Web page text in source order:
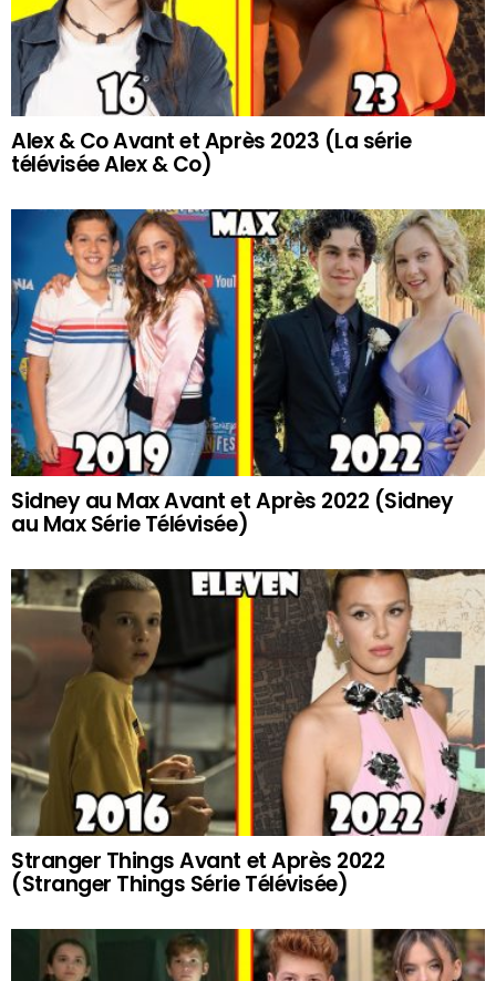
Alex & Co Avant et Après 2023 (La série
télévisée Alex & Co)
Sidney au Max Avant et Après 2022 (Sidney
au Max Série Télévisée)
Stranger Things Avant et Après 2022
(Stranger Things Série Télévisée)